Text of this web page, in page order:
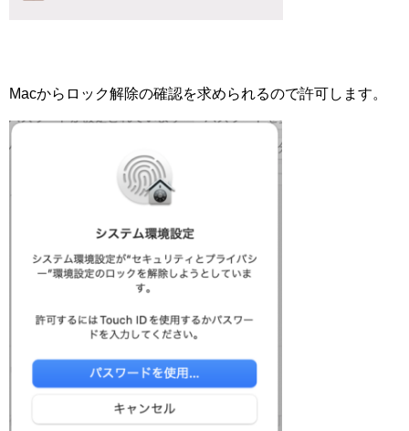
Macからロック解除の確認を求められるので許可します。